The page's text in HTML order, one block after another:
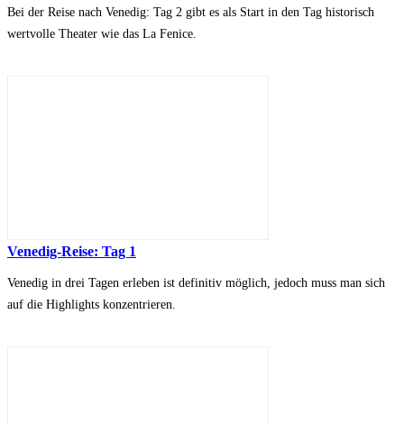
Bei der Reise nach Venedig: Tag 2 gibt es als Start in den Tag historisch
wertvolle Theater wie das La Fenice.
Venedig-Reise: Tag 1
Venedig in drei Tagen erleben ist definitiv möglich, jedoch muss man sich
auf die Highlights konzentrieren.